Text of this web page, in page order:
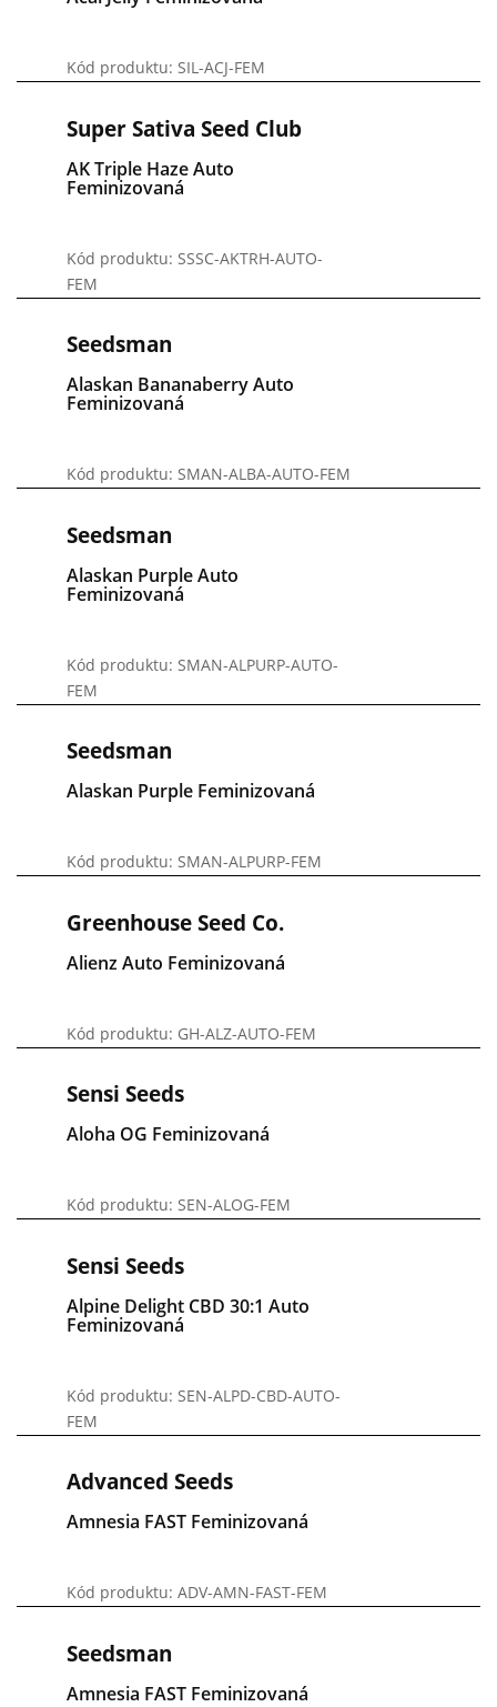
Kód produktu: SIL-ACJ-FEM
Super Sativa Seed Club
AK Triple Haze Auto
Feminizovaná
Kód produktu: SSSC-AKTRH-AUTO-
FEM
Seedsman
Alaskan Bananaberry Auto
Feminizovaná
Kód produktu: SMAN-ALBA-AUTO-FEM
Seedsman
Alaskan Purple Auto
Feminizovaná
Kód produktu: SMAN-ALPURP-AUTO-
FEM
Seedsman
Alaskan Purple Feminizovaná
Kód produktu: SMAN-ALPURP-FEM
Greenhouse Seed Co.
Alienz Auto Feminizovaná
Kód produktu: GH-ALZ-AUTO-FEM
Sensi Seeds
Aloha OG Feminizovaná
Kód produktu: SEN-ALOG-FEM
Sensi Seeds
Alpine Delight CBD 30:1 Auto
Feminizovaná
Kód produktu: SEN-ALPD-CBD-AUTO-
FEM
Advanced Seeds
Amnesia FAST Feminizovaná
Kód produktu: ADV-AMN-FAST-FEM
Seedsman
Amnesia FAST Feminizovaná